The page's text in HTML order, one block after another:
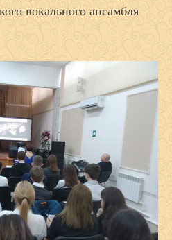
вокального ансамбля